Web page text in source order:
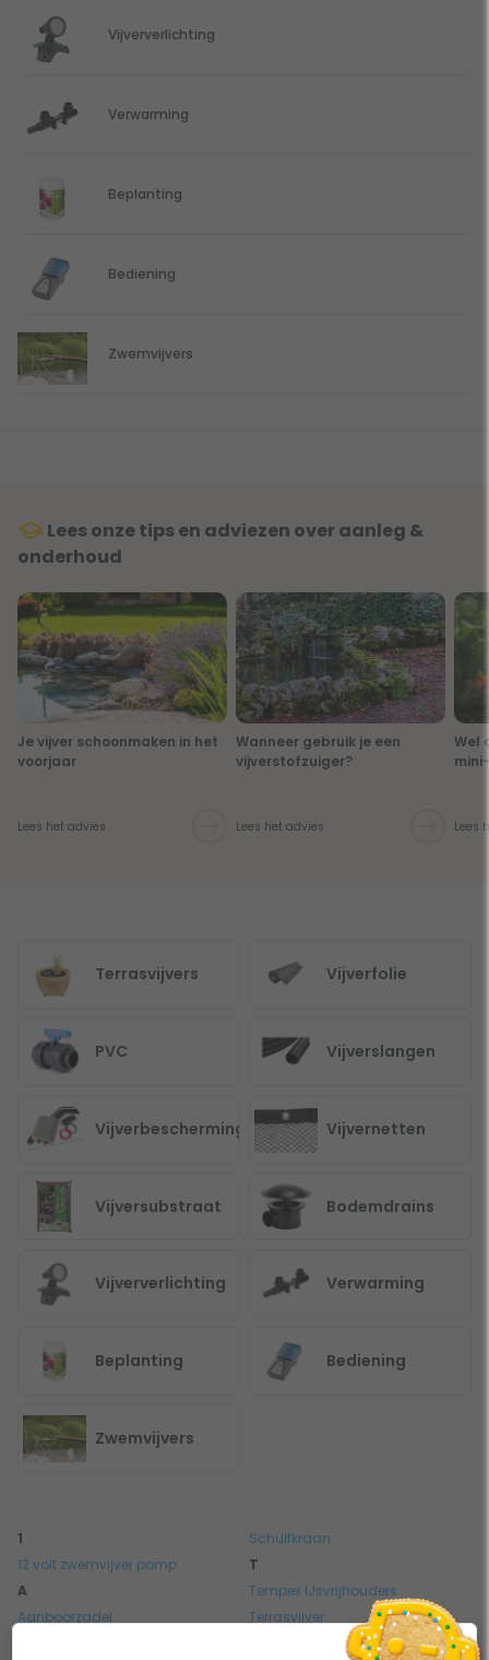
Vijververlichting
Verwarming
Beplanting
Bediening
Zwemvijvers
Lees onze tips en adviezen over aanleg &
onderhoud
Je vijver schoonmaken in het
voorjaar
Lees het advies
Wanneer gebruik je een
vijverstofzuiger?
Lees het advies
Wel
Lees
Terrasvijvers Vijverfolie
PVC Vijverslangen
Vijverbescherming Vijvernetten
Vijversubstraat Bodemdrains
Vijververlichting Verwarming
Beplanting Bediening
Zwemvijvers
1
12 volt zwemvijver pomp
A
Aanboorzadel
Schuifkraan
T
Tempex IJsvrijhouders
Terrasvijver